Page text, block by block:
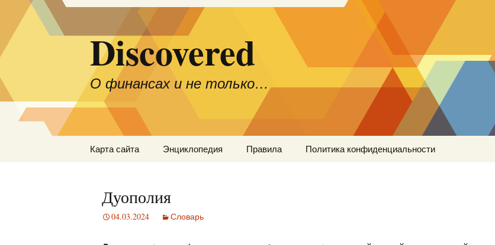
Discovered
О финансах и не только…
Карта сайта Энциклопедия Правила Политика конфиденциальности
Дуополия
04.03.2024 Словарь